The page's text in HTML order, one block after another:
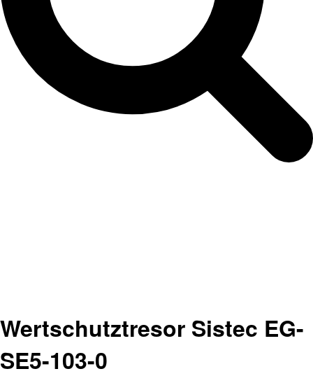
Wertschutztresor Sistec EG-
SE5-103-0